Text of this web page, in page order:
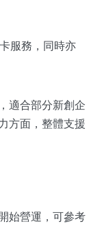
服務，同時亦
適合部分新創企
方面，整體支援
始營運，可參考